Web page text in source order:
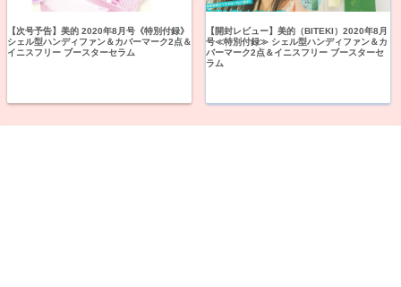
【次号予告】美的 2020年8月号《特別付録》
シェル型ハンディファン＆カバーマーク2点＆
イニスフリー ブースターセラム
【開封レビュー】美的（BITEKI）2020年8月
号≪特別付録≫ シェル型ハンディファン＆カ
バーマーク2点＆イニスフリー ブースターセ
ラム